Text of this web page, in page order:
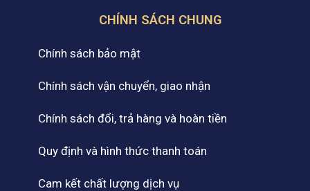
CHÍNH SÁCH CHUNG
Chính sách bảo mật
Chính sách vận chuyển, giao nhận
Chính sách đổi, trả hàng và hoàn tiền
Quy định và hình thức thanh toán
Cam kết chất lượng dịch vụ